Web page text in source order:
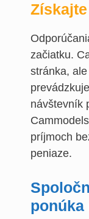
začiatku.
stránka,
prevádzkuje
návštevník
príjmoch
peniaze.